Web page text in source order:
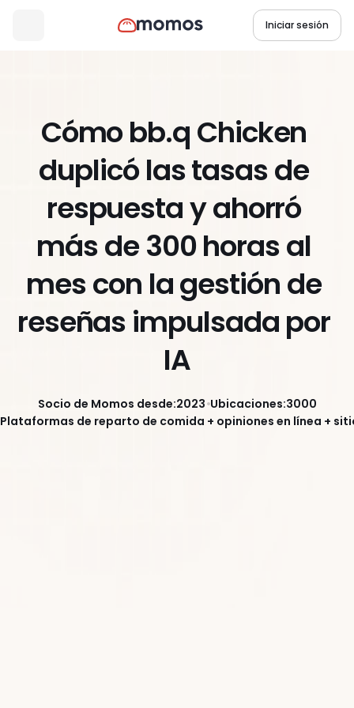
Cómo bb.q Chicken
duplicó las tasas de
respuesta y ahorró
más de 300 horas al
mes con la gestión de
reseñas impulsada por
IA
Socio de Momos desde:2023 Ubicaciones:3000
Plataformas de reparto de comida + opiniones en línea +
Iniciar sesión